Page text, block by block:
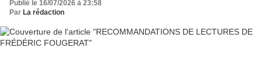
Publié le 16/07/2026 à 23:58
Par La rédaction